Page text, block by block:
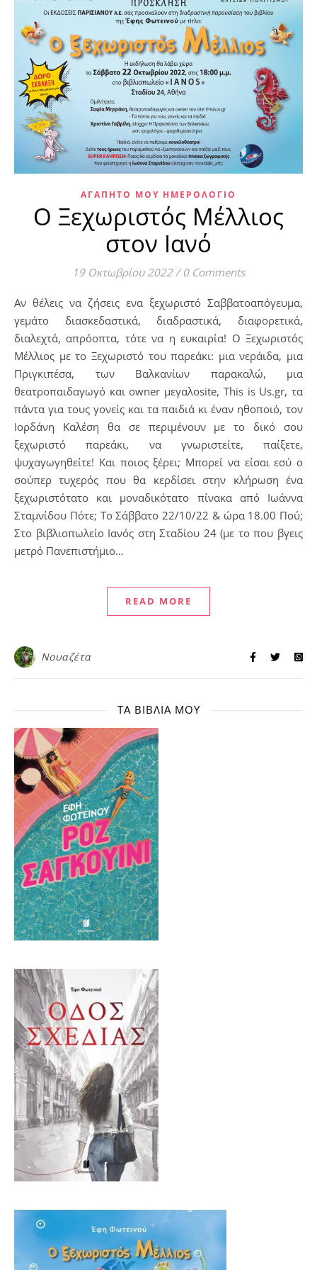
ΑΓΑΠΗΤΌ ΜΟΥ ΗΜΕΡΟΛΌΓΙΟ
Ο Ξεχωριστός Μέλλιος
στον Ιανό
19 Οκτωβρίου 2022 / 0 Comments
Αν θέλεις να ζήσεις ενα ξεχωριστό Σαββατοαπόγευμα,
γεμάτο διασκεδαστικά, διαδραστικά, διαφορετικά,
διαλεχτά, απρόοπτα, τότε να η ευκαιρία! Ο Ξεχωριστός
Μέλλιος με το Ξεχωριστό του παρεάκι: μια νεράιδα, μια
Πριγκιπέσα, των Βαλκανίων παρακαλώ, μια
θεατροπαιδαγωγό και owner μεγαλοsite, This is Us.gr, τα
πάντα για τους γονείς και τα παιδιά κι έναν ηθοποιό, τον
Ιορδάνη Καλέση θα σε περιμένουν με το δικό σου
ξεχωριστό παρεάκι, να γνωριστείτε, παίξετε,
ψυχαγωγηθείτε! Και ποιος ξέρει; Μπορεί να είσαι εσύ ο
σούπερ τυχερός που θα κερδίσει στην κλήρωση ένα
ξεχωριστότατο και μοναδικότατο πίνακα από Ιωάννα
Σταμνίδου Πότε; Το Σάββατο 22/10/22 & ώρα 18.00 Πού;
Στο βιβλιοπωλείο Ιανός στη Σταδίου 24 (με το που βγεις
μετρό Πανεπιστήμιο…
READ MORE
Νουαζέτα
ΤΑ ΒΙΒΛΊΑ ΜΟΥ